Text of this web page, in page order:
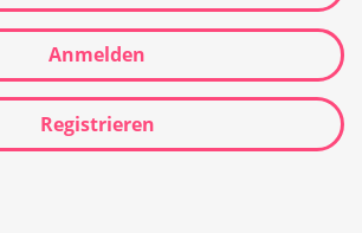
Anmelden
Registrieren